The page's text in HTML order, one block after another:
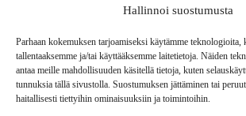
Hallinnoi suostumusta
Parhaan kokemuksen tarjoamiseksi käytämme teknologioita,
tallentaaksemme ja/tai käyttääksemme laitetietoja. Näiden
antaa meille mahdollisuuden käsitellä tietoja, kuten
tunnuksia tällä sivustolla. Suostumuksen jättäminen tai
haitallisesti tiettyihin ominaisuuksiin ja toimintoihin.
UUTISKIRJE
MAINOSTAJILLE
VASTAMAINOKSET
JAKELUPAIKAT